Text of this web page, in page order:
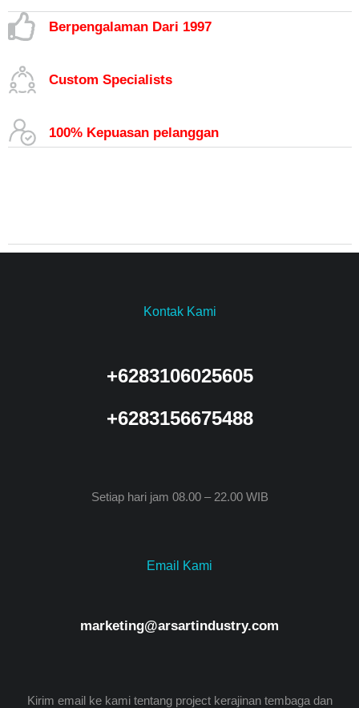
Berpengalaman Dari 1997
Custom Specialists
100% Kepuasan pelanggan
Kontak Kami
+6283106025605
+6283156675488
Setiap hari jam 08.00 – 22.00 WIB
Email Kami
marketing@arsartindustry.com
Kirim email ke kami tentang project kerajinan tembaga dan